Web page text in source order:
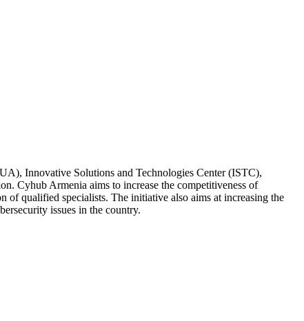
Innovative Solutions and Technologies Center (ISTC),
Cyhub Armenia aims to increase the competitiveness of
qualified specialists. The initiative also aims at increasing the
issues in the country.